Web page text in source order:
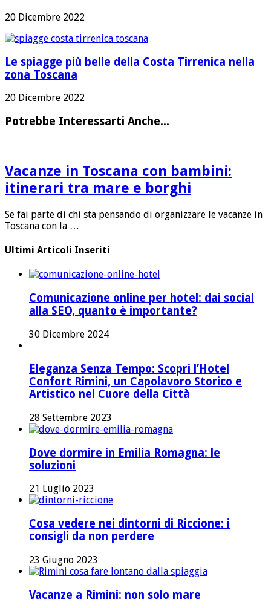
20 Dicembre 2022
Le spiagge più belle della Costa Tirrenica nella
zona Toscana
20 Dicembre 2022
Potrebbe Interessarti Anche...
Vacanze in Toscana con bambini:
itinerari tra mare e borghi
Se fai parte di chi sta pensando di organizzare le vacanze in
Toscana con la …
Ultimi Articoli Inseriti
Comunicazione online per hotel: dai social
alla SEO, quanto è importante?
30 Dicembre 2024
Eleganza Senza Tempo: Scopri l’Hotel
Confort Rimini, un Capolavoro Storico e
Artistico nel Cuore della Città
28 Settembre 2023
Dove dormire in Emilia Romagna: le
soluzioni
21 Luglio 2023
Cosa vedere nei dintorni di Riccione: i
consigli da non perdere
23 Giugno 2023
Vacanze a Rimini: non solo mare